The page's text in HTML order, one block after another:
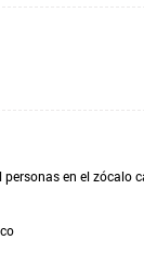
personas en el zócalo